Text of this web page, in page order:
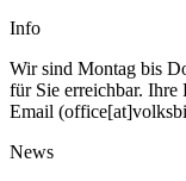
Info
Wir sind Montag bis
für Sie erreichbar. Ihre
Email
News